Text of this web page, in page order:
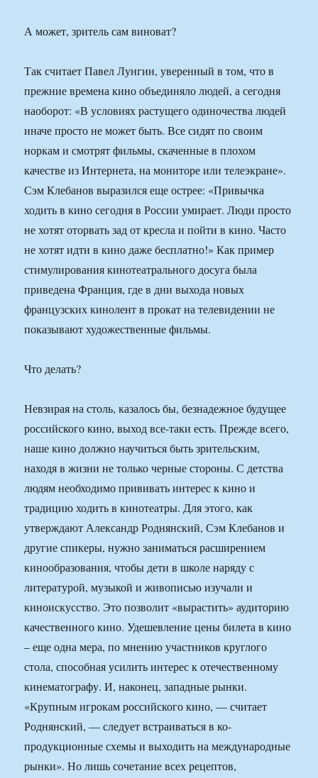
А может, зритель сам виноват?
Так считает Павел Лунгин, уверенный в том, что в
прежние времена кино объединяло людей, а сегодня
наоборот: «В условиях растущего одиночества людей
иначе просто не может быть. Все сидят по своим
норкам и смотрят фильмы, скаченные в плохом
качестве из Интернета, на мониторе или телеэкране».
Сэм Клебанов выразился еще острее: «Привычка
ходить в кино сегодня в России умирает. Люди просто
не хотят оторвать зад от кресла и пойти в кино. Часто
не хотят идти в кино даже бесплатно!» Как пример
стимулирования кинотеатрального досуга была
приведена Франция, где в дни выхода новых
французских кинолент в прокат на телевидении не
показывают художественные фильмы.
Что делать?
Невзирая на столь, казалось бы, безнадежное будущее
российского кино, выход все-таки есть. Прежде всего,
наше кино должно научиться быть зрительским,
находя в жизни не только черные стороны. С детства
людям необходимо прививать интерес к кино и
традицию ходить в кинотеатры. Для этого, как
утверждают Александр Роднянский, Сэм Клебанов и
другие спикеры, нужно заниматься расширением
кинообразования, чтобы дети в школе наряду с
литературой, музыкой и живописью изучали и
киноискусство. Это позволит «вырастить» аудиторию
качественного кино. Удешевление цены билета в кино
– еще одна мера, по мнению участников круглого
стола, способная усилить интерес к отечественному
кинематографу. И, наконец, западные рынки.
«Крупным игрокам российского кино, — считает
Роднянский, — следует встраиваться в ко-
продукционные схемы и выходить на международные
рынки». Но лишь сочетание всех рецептов,